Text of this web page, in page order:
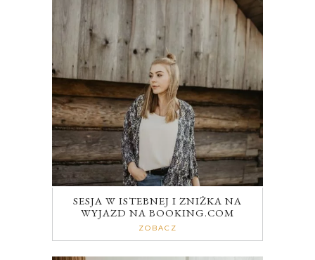
SESJA W ISTEBNEJ I ZNIŻKA NA
WYJAZD NA BOOKING.COM
ZOBACZ